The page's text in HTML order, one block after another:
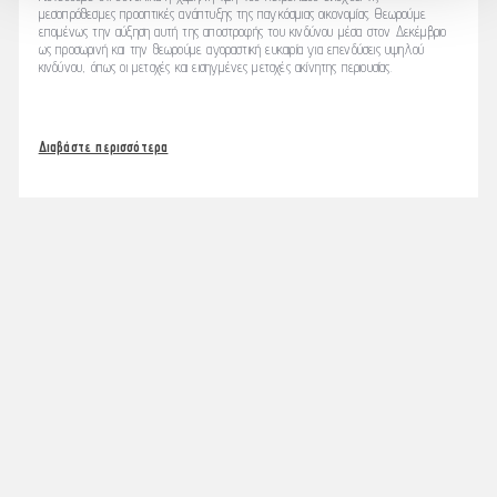
μεσοπρόθεσμες προοπτικές ανάπτυξης της παγκόσμιας οικονομίας. Θεωρούμε
επομένως την αύξηση αυτή της αποστροφής του κινδύνου μέσα στον Δεκέμβριο
ως προσωρινή και την θεωρούμε αγοραστική ευκαιρία για επενδύσεις υψηλού
κινδύνου, όπως οι μετοχές και εισηγμένες μετοχές ακίνητης περιουσίας.
Διαβάστε περισσότερα